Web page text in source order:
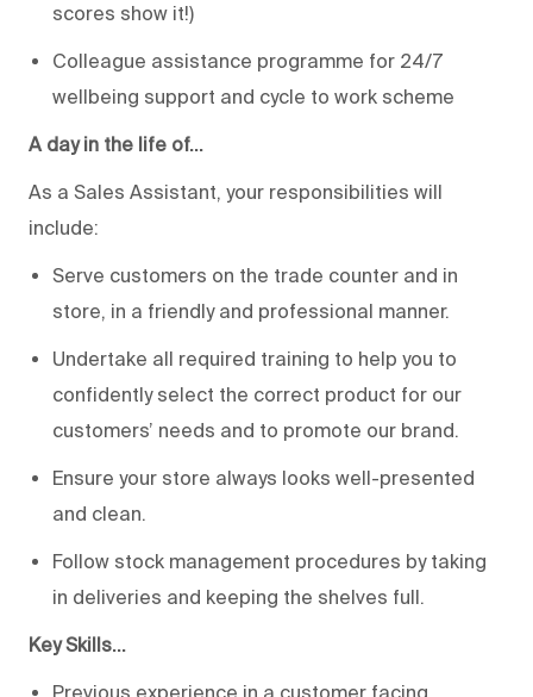
scores show it!)
Colleague assistance programme for 24/7
wellbeing support and cycle to work scheme
A day in the life of…
As a Sales Assistant, your responsibilities will
include:
Serve customers on the trade counter and in
store, in a friendly and professional manner.
Undertake all required training to help you to
confidently select the correct product for our
customers’ needs and to promote our brand.
Ensure your store always looks well-presented
and clean.
Follow stock management procedures by taking
in deliveries and keeping the shelves full.
Key Skills…
Previous experience in a customer facing